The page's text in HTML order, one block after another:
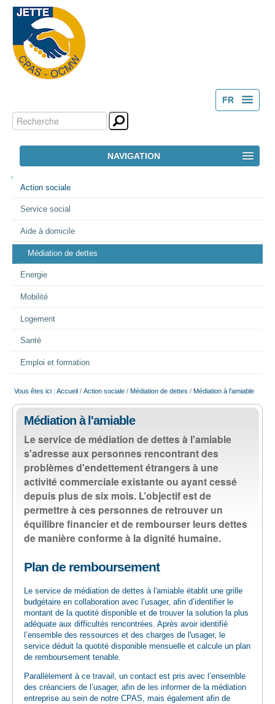
FR
Outils
personnels
Chercher par
Recherche
NAVIGATION
LE CPAS
ACTION SOCIALE
EMPLOI
AIDE ALIMENTAIRE
SENIORS
CULTURE ET JEUNESSE
NAVIGATION
Action sociale
Service social
Aide à domicile
Médiation de dettes
Energie
Mobilité
Logement
Santé
Emploi et formation
Vous êtes ici : Accueil / Action sociale / Médiation de dettes / Médiation à l'amiable
Médiation à l'amiable
Le service de médiation de dettes à l'amiable
s'adresse aux personnes rencontrant des
problèmes d'endettement étrangers à une
activité commerciale existante ou ayant cessé
depuis plus de six mois. L’objectif est de
permettre à ces personnes de retrouver un
équilibre financier et de rembourser leurs dettes
de manière conforme à la dignité humaine.
Plan de remboursement
Le service de médiation de dettes à l'amiable établit une grille
budgétaire en collaboration avec l’usager, afin d’identifier le
montant de la quotité disponible et de trouver la solution la plus
adéquate aux difficultés rencontrées. Après avoir identifié
l’ensemble des ressources et des charges de l'usager, le
service déduit la quotité disponible mensuelle et calcule un plan
de remboursement tenable.
Parallèlement à ce travail, un contact est pris avec l’ensemble
des créanciers de l’usager, afin de les informer de la médiation
entreprise au sein de notre CPAS, mais également afin de